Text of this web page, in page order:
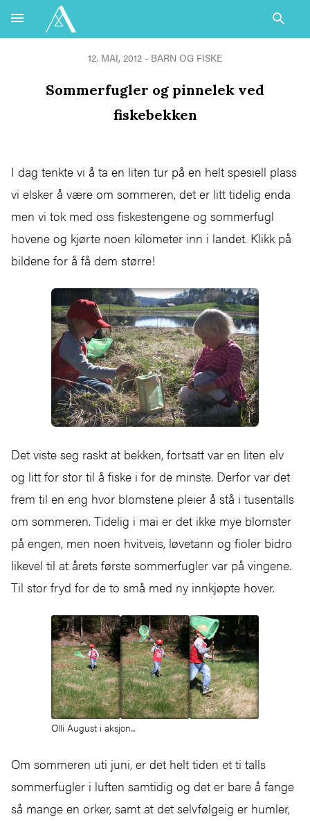
12. MAI, 2012 - BARN OG FISKE
Sommerfugler og pinnelek ved
fiskebekken
I dag tenkte vi å ta en liten tur på en helt spesiell plass
vi elsker å være om sommeren, det er litt tidelig enda
men vi tok med oss fiskestengene og sommerfugl
hovene og kjørte noen kilometer inn i landet. Klikk på
bildene for å få dem større!
Det viste seg raskt at bekken, fortsatt var en liten elv
og litt for stor til å fiske i for de minste. Derfor var det
frem til en eng hvor blomstene pleier å stå i tusentalls
om sommeren. Tidelig i mai er det ikke mye blomster
på engen, men noen hvitveis, løvetann og fioler bidro
likevel til at årets første sommerfugler var på vingene.
Til stor fryd for de to små med ny innkjøpte hover.
Olli August i aksjon...
Om sommeren uti juni, er det helt tiden et ti talls
sommerfugler i luften samtidig og det er bare å fange
så mange en orker, samt at det selvfølgeig er humler,